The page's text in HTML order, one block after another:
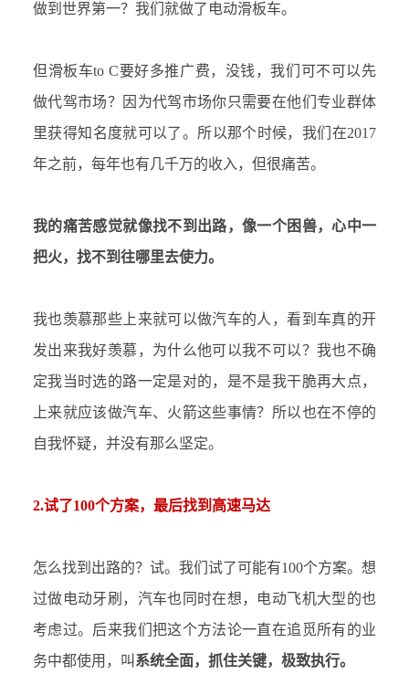
做到世界第一？我们就做了电动滑板车。
但滑板车to C要好多推广费，没钱，我们可不可以先
做代驾市场？因为代驾市场你只需要在他们专业群体
里获得知名度就可以了。所以那个时候，我们在2017
年之前，每年也有几千万的收入，但很痛苦。
我的痛苦感觉就像找不到出路，像一个困兽，心中一
把火，找不到往哪里去使力。
我也羡慕那些上来就可以做汽车的人，看到车真的开
发出来我好羡慕，为什么他可以我不可以？我也不确
定我当时选的路一定是对的，是不是我干脆再大点，
上来就应该做汽车、火箭这些事情？所以也在不停的
自我怀疑，并没有那么坚定。
2.试了100个方案，最后找到高速马达
怎么找到出路的？试。我们试了可能有100个方案。想
过做电动牙刷，汽车也同时在想，电动飞机大型的也
考虑过。后来我们把这个方法论一直在追觅所有的业
务中都使用，叫 系统全面，抓住关键，极致执行。